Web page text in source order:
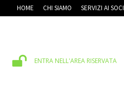
HOME CHI SIAMO SERVIZI AI SOCI
ENTRA NELL'AREA RISERVATA